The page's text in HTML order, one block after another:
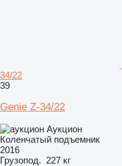
34/22
39
Genie Z-34/22
Аукцион
Коленчатый подъемник
2016
Грузопод. 227 кг